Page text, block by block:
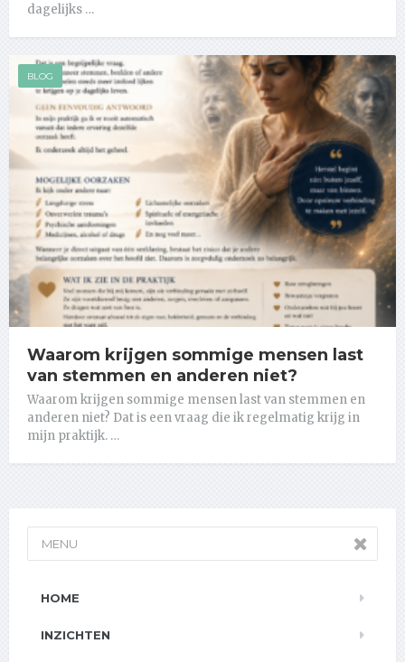
dagelijks …
BLOG
Waarom krijgen sommige mensen last
van stemmen en anderen niet?
Waarom krijgen sommige mensen last van stemmen en
anderen niet? Dat is een vraag die ik regelmatig krijg in
mijn praktijk. …
MENU
HOME
INZICHTEN